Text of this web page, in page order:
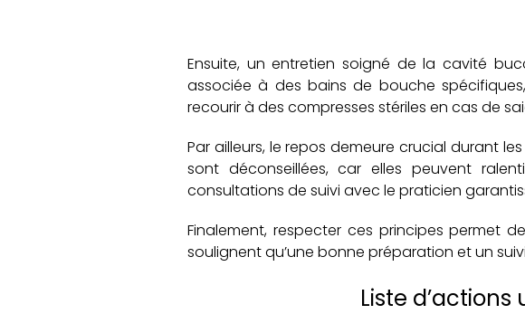
Ensuite, un entretien soigné de la cavité
associée à des bains de bouche
recourir à des compresses stériles en cas de
Par ailleurs, le repos demeure crucial durant
sont déconseillées, car elles peuvent
consultations de suivi avec le praticien
Finalement, respecter ces principes permet
soulignent qu’une bonne préparation et un
Liste